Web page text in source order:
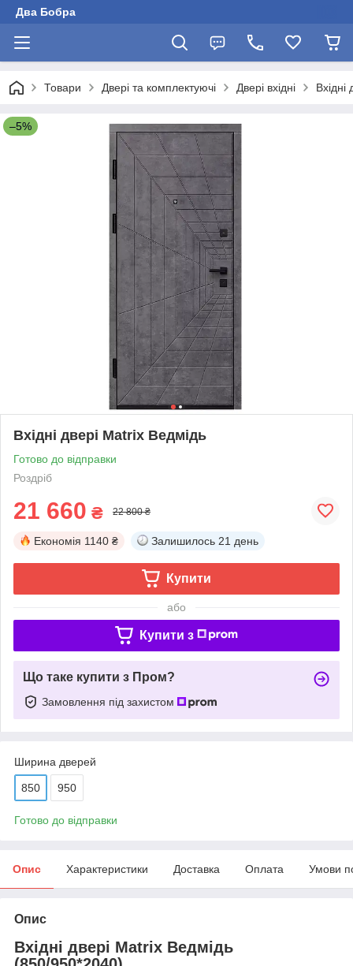
Два Бобра
Товари Двері та комплектуючі Двері вхідні
–5%
Вхідні двері Matrix Ведмідь
Готово до відправки
Роздріб
21 660 ₴ 22 800 ₴
Економія 1140 ₴ Залишилось 21 день
Купити
або
Купити з
Що таке купити з Пром?
Замовлення під захистом
Ширина дверей
850 950
Готово до відправки
Опис Характеристики Доставка Оплата Умови
Опис
Вхідні двері Matrix Ведмідь